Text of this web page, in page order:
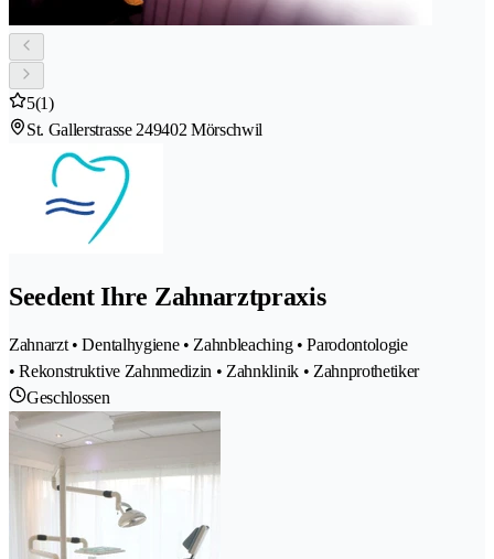
5(1)
St. Gallerstrasse 249402 Mörschwil
Seedent Ihre Zahnarztpraxis
Zahnarzt • Dentalhygiene • Zahnbleaching • Parodontologie
• Rekonstruktive Zahnmedizin • Zahnklinik • Zahnprothetiker
Geschlossen